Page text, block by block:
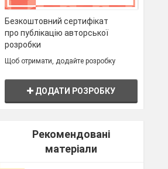
Безкоштовний сертифікат
про публікацію авторської
розробки
Щоб отримати, додайте розробку
ДОДАТИ РОЗРОБКУ
Рекомендовані
матеріали